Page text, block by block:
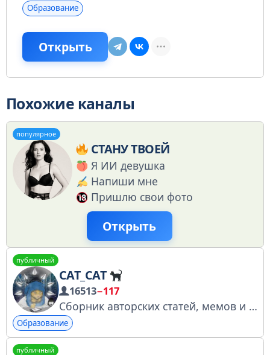
Образование
Открыть
Похожие каналы
популярное
СТАНУ ТВОЕЙ
Я ИИ девушка
Напиши мне
Пришлю свои фото
Открыть
публичный
CAT_CAT
16513−117
Сборник авторских статей, мемов и постов на историческую и научную тематику. «Познавательно, информативно и с юмором» — таков наш девиз. Связь: @Shyhartskoi Предложка: https://t.me/catx2?direct РКН: № 5289235146.
Образование
публичный